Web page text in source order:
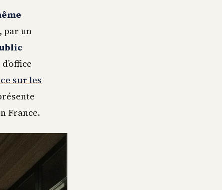
par un
sur les
France.